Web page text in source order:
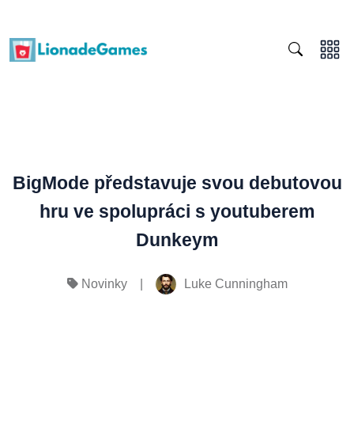
BigMode představuje svou debutovou
hru ve spolupráci s youtuberem
Dunkeym
Novinky Luke Cunningham